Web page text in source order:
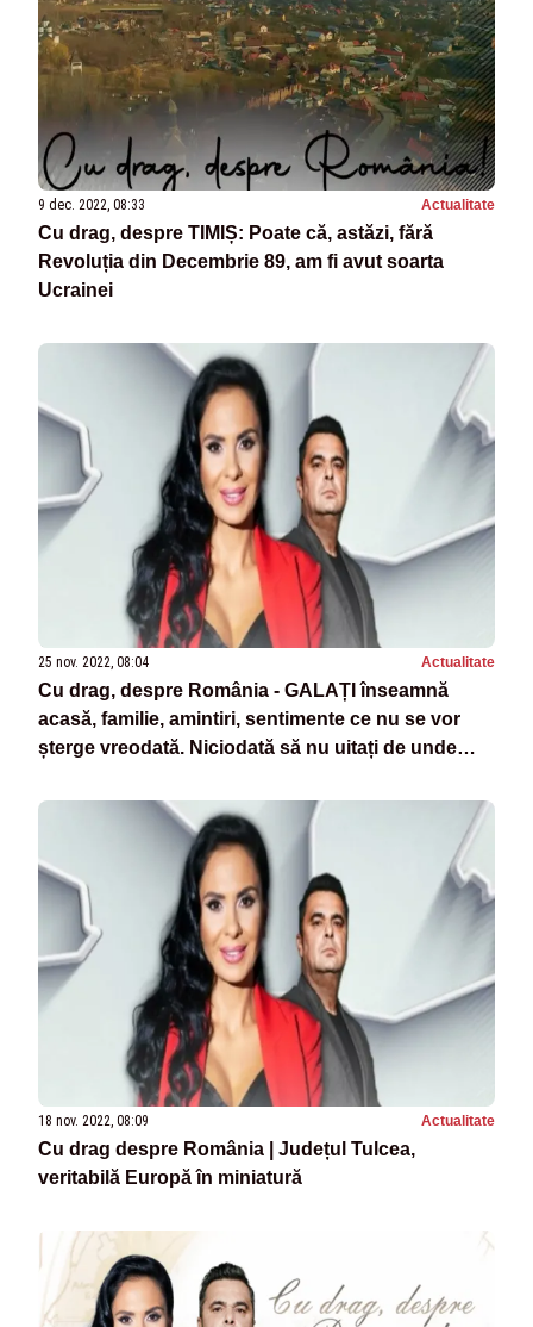
9 dec. 2022, 08:33 Actualitate
Cu drag, despre TIMIȘ: Poate că, astăzi, fără
Revoluția din Decembrie 89, am fi avut soarta
Ucrainei
25 nov. 2022, 08:04 Actualitate
Cu drag, despre România - GALAȚI înseamnă
acasă, familie, amintiri, sentimente ce nu se vor
șterge vreodată. Niciodată să nu uitați de unde
18 nov. 2022, 08:09 Actualitate
Cu drag despre România | Județul Tulcea,
veritabilă Europă în miniatură